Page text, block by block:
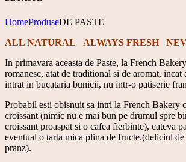
HomeProduseDE PASTE
ALL NATURAL ALWAYS FRESH
In primavara aceasta de Paste, la French
romanesc, atat de traditional si de aromat, incat
intrat in bucataria bunicii, nu intr-o patiserie
Probabil esti obisnuit sa intri la French Bakery
croissant (nimic nu e mai bun pe drumul spre
croissant proaspat si o cafea fierbinte), cateva
eventual o tarta mica plina de fructe.(deliciul
pranz).